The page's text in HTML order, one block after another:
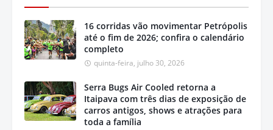
16 corridas vão movimentar Petrópolis
até o fim de 2026; confira o calendário
completo
quinta-feira, julho 30, 2026
Serra Bugs Air Cooled retorna a
Itaipava com três dias de exposição de
carros antigos, shows e atrações para
toda a família